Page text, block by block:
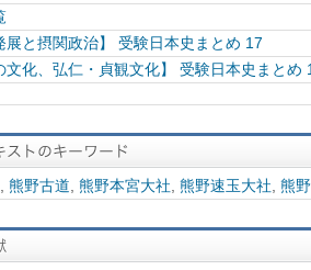
展と摂関政治】 受験日本史まとめ 17
文化、弘仁・貞観文化】 受験日本史まとめ
熊野古道 熊野本宮大社 熊野速玉大社 熊